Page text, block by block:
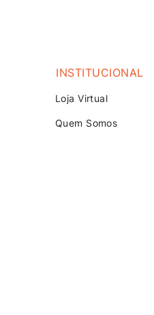
INSTITUCIONAL
Loja Virtual
Quem Somos